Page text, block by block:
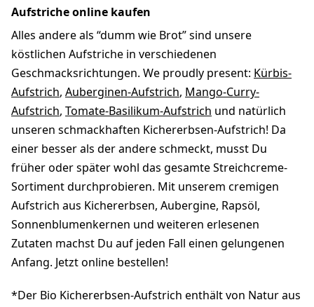
Aufstriche online kaufen
Alles andere als “dumm wie Brot” sind unsere
köstlichen Aufstriche in verschiedenen
Geschmacksrichtungen. We proudly present: Kürbis-
Aufstrich, Auberginen-Aufstrich, Mango-Curry-
Aufstrich, Tomate-Basilikum-Aufstrich und natürlich
unseren schmackhaften Kichererbsen-Aufstrich! Da
einer besser als der andere schmeckt, musst Du
früher oder später wohl das gesamte Streichcreme-
Sortiment durchprobieren. Mit unserem cremigen
Aufstrich aus Kichererbsen, Aubergine, Rapsöl,
Sonnenblumenkernen und weiteren erlesenen
Zutaten machst Du auf jeden Fall einen gelungenen
Anfang. Jetzt online bestellen!
*Der Bio Kichererbsen-Aufstrich enthält von Natur aus